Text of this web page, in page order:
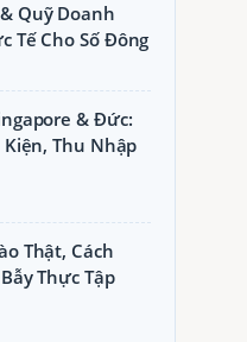
Quỹ Doanh
Tế Cho Số Đông
& Đức:
Thu Nhập
Thật, Cách
Thực Tập